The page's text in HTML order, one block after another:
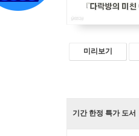
미리보기
기간 한정 특가 도서